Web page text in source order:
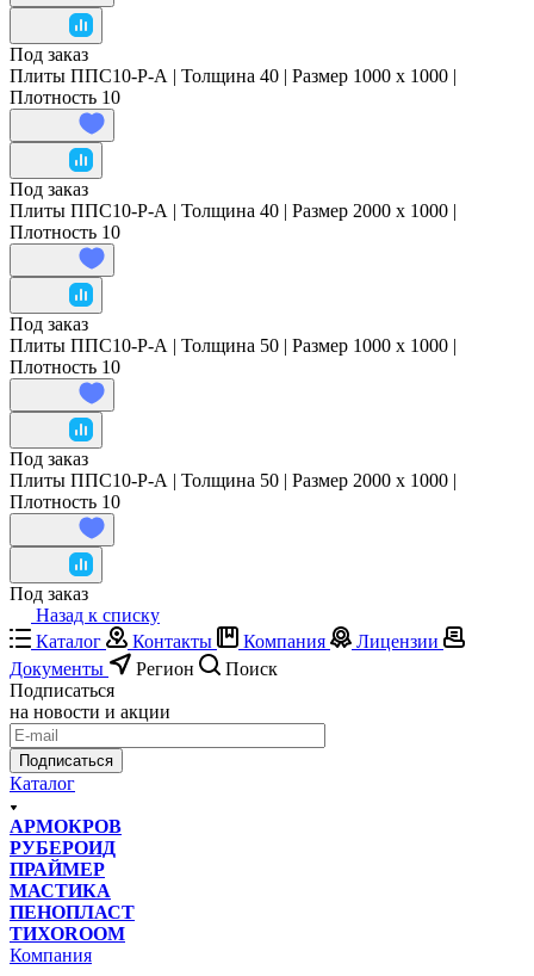
Под заказ
Плиты ППС10-Р-А | Толщина 40 | Размер 1000 x 1000 |
Плотность 10
Под заказ
Плиты ППС10-Р-А | Толщина 40 | Размер 2000 x 1000 |
Плотность 10
Под заказ
Плиты ППС10-Р-А | Толщина 50 | Размер 1000 x 1000 |
Плотность 10
Под заказ
Плиты ППС10-Р-А | Толщина 50 | Размер 2000 x 1000 |
Плотность 10
Под заказ
Назад к списку
Каталог
Контакты Компания
Лицензии
Документы
Регион
Поиск
Подписаться
на новости и акции
Подписаться
Каталог
АРМОКРОВ
РУБЕРОИД
ПРАЙМЕР
МАСТИКА
ПЕНОПЛАСТ
ТИХОROOM
Компания